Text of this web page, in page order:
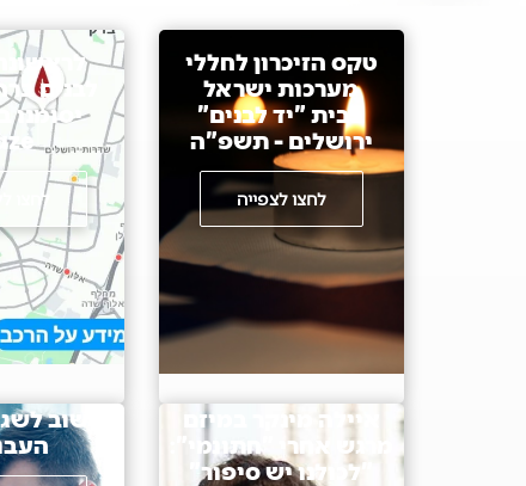
טקס הזיכרון לחללי
מערכות ישראל
בבית "יד לבנים"
ירושלים - תשפ"ה
לחצו לצפייה
לבנים
יסומנו
לחצו
איילה מינקר במיזם
מרגש אחרי "חתונמי":
"לכולנו יש סיפור"
"לשוב